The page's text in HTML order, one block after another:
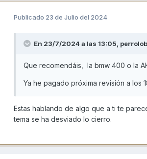
Publicado 23 de Julio del 2024
En 23/7/2024 a las 13:05,
Que recomendáis, la bmw 400 o la
Ya he pagado próxima revisión a los
Estas hablando de algo que a ti te
tema se ha desviado lo cierro.